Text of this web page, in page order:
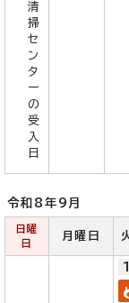
清
掃
セ
ン
タ
ー
の
受
入
日
令和8年 9月
日曜
日
月曜日
1